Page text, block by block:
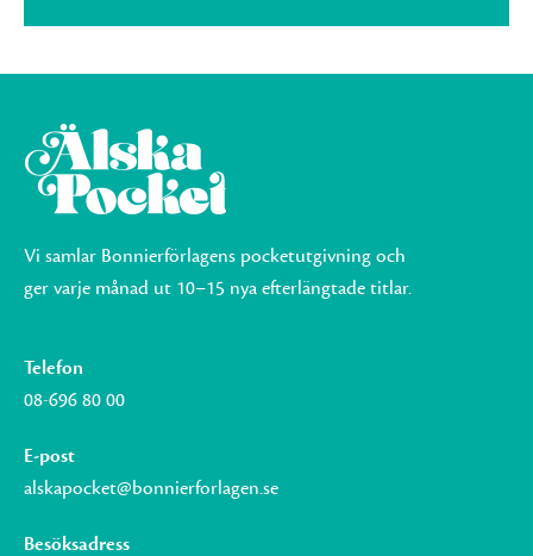
Vi samlar Bonnierförlagens pocketutgivning och
ger varje månad ut 10–15 nya efterlängtade titlar.
Telefon
08-696 80 00
E-post
alskapocket@bonnierforlagen.se
Besöksadress